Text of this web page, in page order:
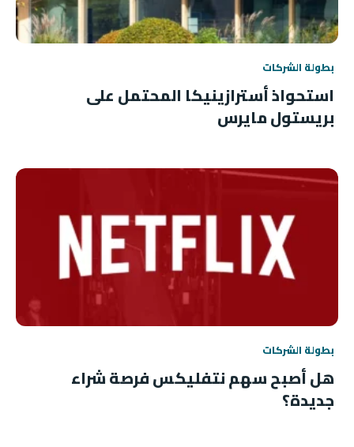
بطولة الشركات
استحواذ أسترازينيكا المحتمل على
بريستول مايرس
بطولة الشركات
هل أصبح سهم نتفليكس فرصة شراء
جديدة؟